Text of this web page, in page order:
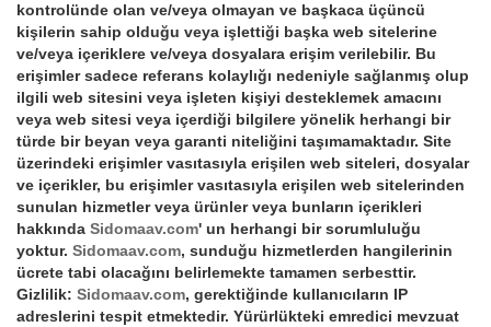
kontrolünde olan ve/veya olmayan ve başkaca üçüncü
kişilerin sahip olduğu veya işlettiği başka web sitelerine
ve/veya içeriklere ve/veya dosyalara erişim verilebilir. Bu
erişimler sadece referans kolaylığı nedeniyle sağlanmış olup
ilgili web sitesini veya işleten kişiyi desteklemek amacını
veya web sitesi veya içerdiği bilgilere yönelik herhangi bir
türde bir beyan veya garanti niteliğini taşımamaktadır. Site
üzerindeki erişimler vasıtasıyla erişilen web siteleri, dosyalar
ve içerikler, bu erişimler vasıtasıyla erişilen web sitelerinden
sunulan hizmetler veya ürünler veya bunların içerikleri
hakkında Sidomaav.com' un herhangi bir sorumluluğu
yoktur. Sidomaav.com, sunduğu hizmetlerden hangilerinin
ücrete tabi olacağını belirlemekte tamamen serbesttir.
Gizlilik: Sidomaav.com, gerektiğinde kullanıcıların IP
adreslerini tespit etmektedir. Yürürlükteki emredici mevzuat